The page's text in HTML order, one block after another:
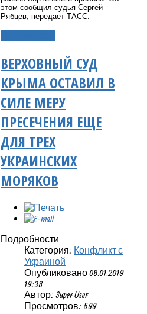
этом сообщил судья Сергей
Рябцев, передает ТАСС.
ВЕРХОВНЫЙ СУД
КРЫМА ОСТАВИЛ В
СИЛЕ МЕРУ
ПРЕСЕЧЕНИЯ ЕЩЕ
ДЛЯ ТРЕХ
УКРАИНСКИХ
МОРЯКОВ
Подробности
Категория: Конфликт с
Украиной
Опубликовано 08.01.2019
19:38
Автор: Super User
Просмотров: 599